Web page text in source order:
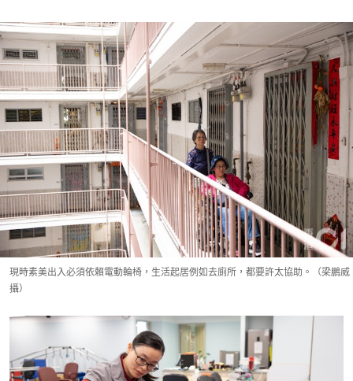
現時素美出入必須依賴電動輪椅，生活起居例如去廁所，都要許太協助。（梁鵬威
攝）